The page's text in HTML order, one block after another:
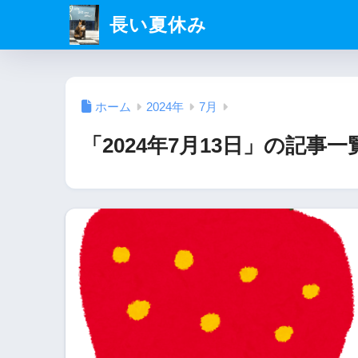
長い夏休み
ホーム 2024年 7月
「2024年7月13日」の記事一